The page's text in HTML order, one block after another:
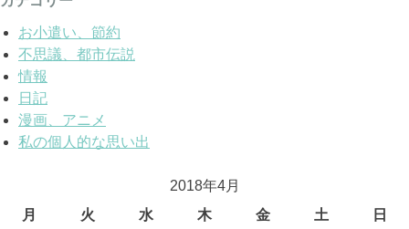
お小遣い、節約
不思議、都市伝説
情報
日記
漫画、アニメ
私の個人的な思い出
2018年4月
月
火 水 木 金 土 日